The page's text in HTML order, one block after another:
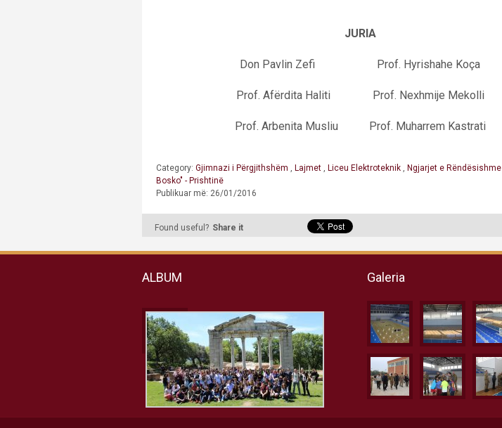
JURIA
Don Pavlin Zefi Prof. Hyrishahe Koça
Prof. Afërdita Haliti Prof. Nexhmije Mekolli
Prof. Arbenita Musliu Prof. Muharrem Kastrati
Category: Gjimnazi i Përgjithshëm , Lajmet , Liceu Elektroteknik , Ngjarjet e Rëndësishme
Bosko" - Prishtinë
Publikuar më: 26/01/2016
Found useful? Share it
ALBUM Galeria